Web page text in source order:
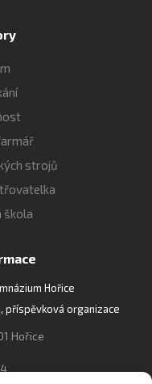
strojů
škola
Hořice
příspěvková organizace
Hořice